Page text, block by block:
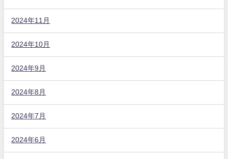
2024年11月
2024年10月
2024年9月
2024年8月
2024年7月
2024年6月